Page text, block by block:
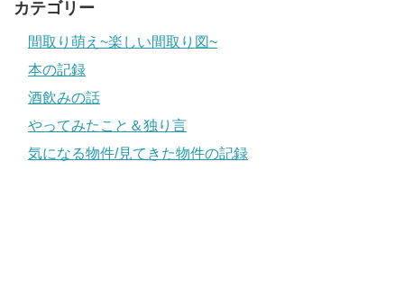
カテゴリー
間取り萌え~楽しい間取り図~
本の記録
酒飲みの話
やってみたこと＆独り言
気になる物件/見てきた物件の記録